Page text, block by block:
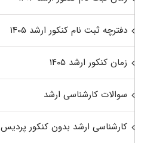
دفترچه ثبت نام کنکور ارشد ۱۴۰۵
زمان کنکور ارشد ۱۴۰۵
سوالات کارشناسی ارشد
کارشناسی ارشد بدون کنکور پردیس